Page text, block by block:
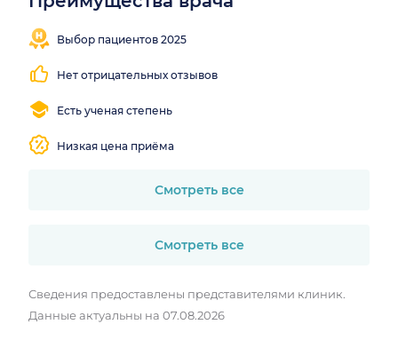
Выбор пациентов 2025
Нет отрицательных отзывов
Есть ученая степень
Низкая цена приёма
Записалось
человека
Близко
метро
Смотреть все
Смотреть все
Сведения предоставлены представителями клиник.
Данные актуальны на 07.08.2026